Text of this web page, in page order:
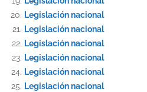
Legislación nacional
Legislación nacional
Legislación nacional
Legislación nacional
Legislación nacional
Legislación nacional